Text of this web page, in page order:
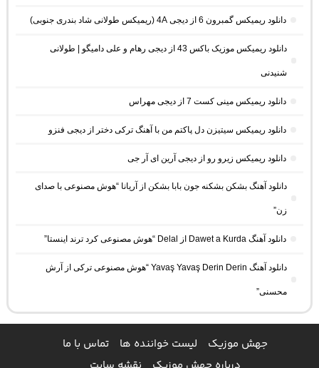
دانلود ریمیکس گمبرون 6 از دیجی 4A (ریمیکس طولانی شاد بندری جنوبی)
دانلود ریمیکس موزیک باکس 43 از دیجی رهام و علی دامیگو | طولانی
شنیدنی
دانلود ریمیکس مینی کست 7 از دیجی مهراس
دانلود ریمیکس سیتیزن دل پاکتم من با آهنگ ترکی دختر از دیجی فنزو
دانلود ریمیکس زیرو رو از دیجی آرین ای آر جی
دانلود آهنگ بشکن بشکنه جون بابا بشکن از آریانا “هوش مصنوعی با صدای
زن”
دانلود آهنگ Dawet a Kurda از Delal “هوش مصنوعی کرد ترند اینستا”
دانلود آهنگ Yavaş Yavaş Derin Derin “هوش مصنوعی ترکی از آرش
محسنی”
جهش موزیک لیست خواننده ها
تماس با ما